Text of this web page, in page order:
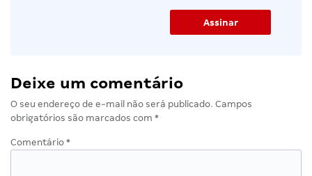
Deixe um comentário
O seu endereço de e-mail não será publicado. Campos
obrigatórios são marcados com *
Comentário *